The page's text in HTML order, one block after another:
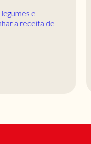
e
a receita de